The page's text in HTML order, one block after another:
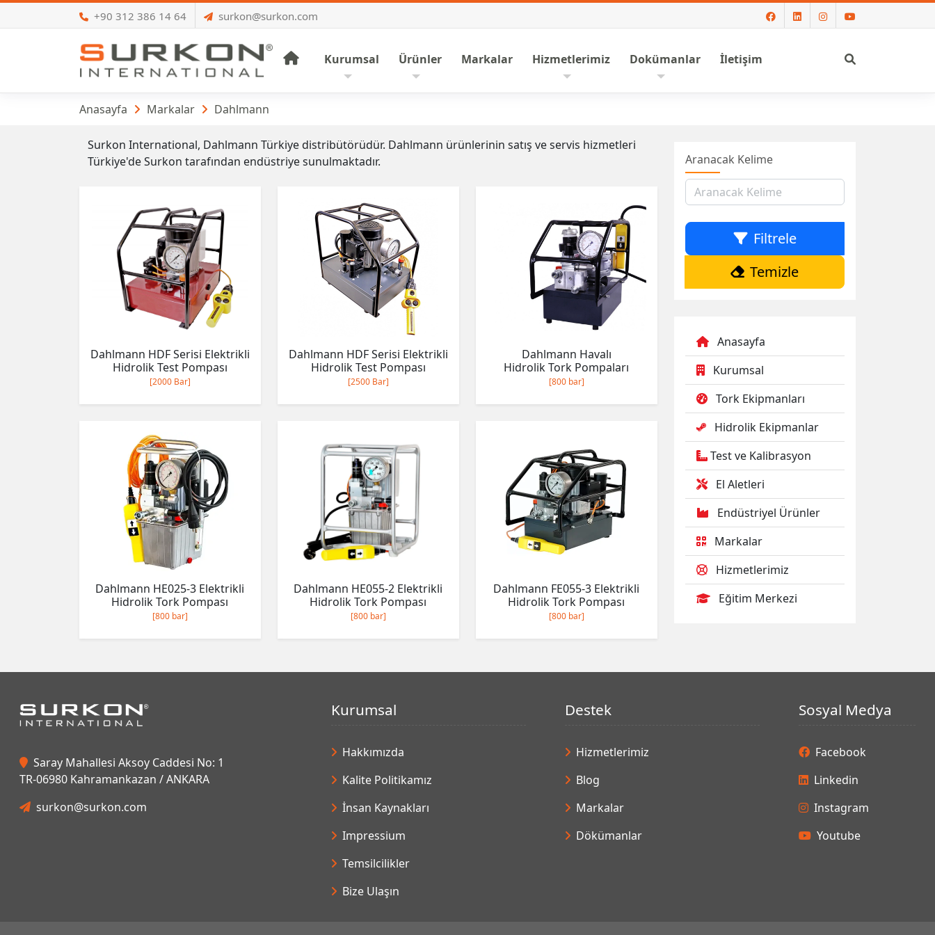
+90 312 386 14 64 surkon@surkon.com
Anasayfa
Kurumsal Ürünler Markalar Hizmetlerimiz Dokümanlar İletişim
Dahlmann
Anasayfa Markalar Dahlmann
Surkon International, Dahlmann Türkiye distribütörüdür. Dahlmann ürünlerinin satış ve servis hizmetleri
Türkiye'de Surkon tarafından endüstriye sunulmaktadır.
Dahlmann HDF Serisi Elektrikli
Hidrolik Test Pompası
[2000 Bar]
Dahlmann HDF Serisi Elektrikli
Hidrolik Test Pompası
[2500 Bar]
Dahlmann Havalı
Hidrolik Tork Pompaları
[800 bar]
Dahlmann HE025-3 Elektrikli
Hidrolik Tork Pompası
[800 bar]
Dahlmann HE055-2 Elektrikli
Hidrolik Tork Pompası
[800 bar]
Dahlmann FE055-3 Elektrikli
Hidrolik Tork Pompası
[800 bar]
Aranacak Kelime
Filtrele
Temizle
Anasayfa
Kurumsal
Tork Ekipmanları
Hidrolik Ekipmanlar
Test ve Kalibrasyon
El Aletleri
Endüstriyel Ürünler
Markalar
Hizmetlerimiz
Eğitim Merkezi
Saray Mahallesi Aksoy Caddesi No: 1
TR-06980 Kahramankazan / ANKARA
surkon@surkon.com
Kurumsal
Hakkımızda
Kalite Politikamız
İnsan Kaynakları
Impressium
Temsilcilikler
Bize Ulaşın
Destek
Hizmetlerimiz
Blog
Markalar
Dökümanlar
Sosyal Medya
Facebook
Linkedin
Instagram
Youtube